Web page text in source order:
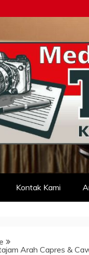
Kontak Kami
Arah Capres &